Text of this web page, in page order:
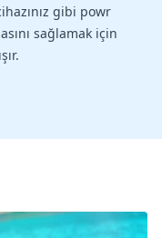
gibi powr
sağlamak için